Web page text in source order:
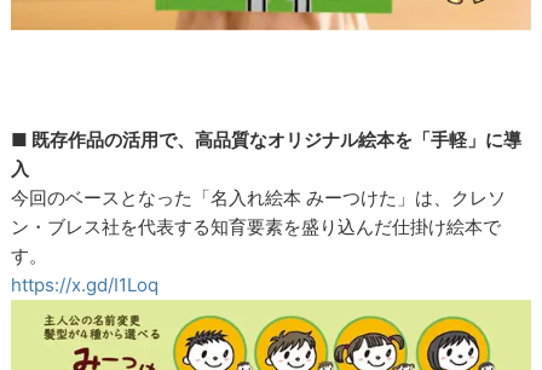
■ 既存作品の活用で、高品質なオリジナル絵本を「手軽」に導
入
今回のベースとなった「名入れ絵本 みーつけた」は、クレソ
ン・ブレス社を代表する知育要素を盛り込んだ仕掛け絵本で
す。
https://x.gd/I1Loq